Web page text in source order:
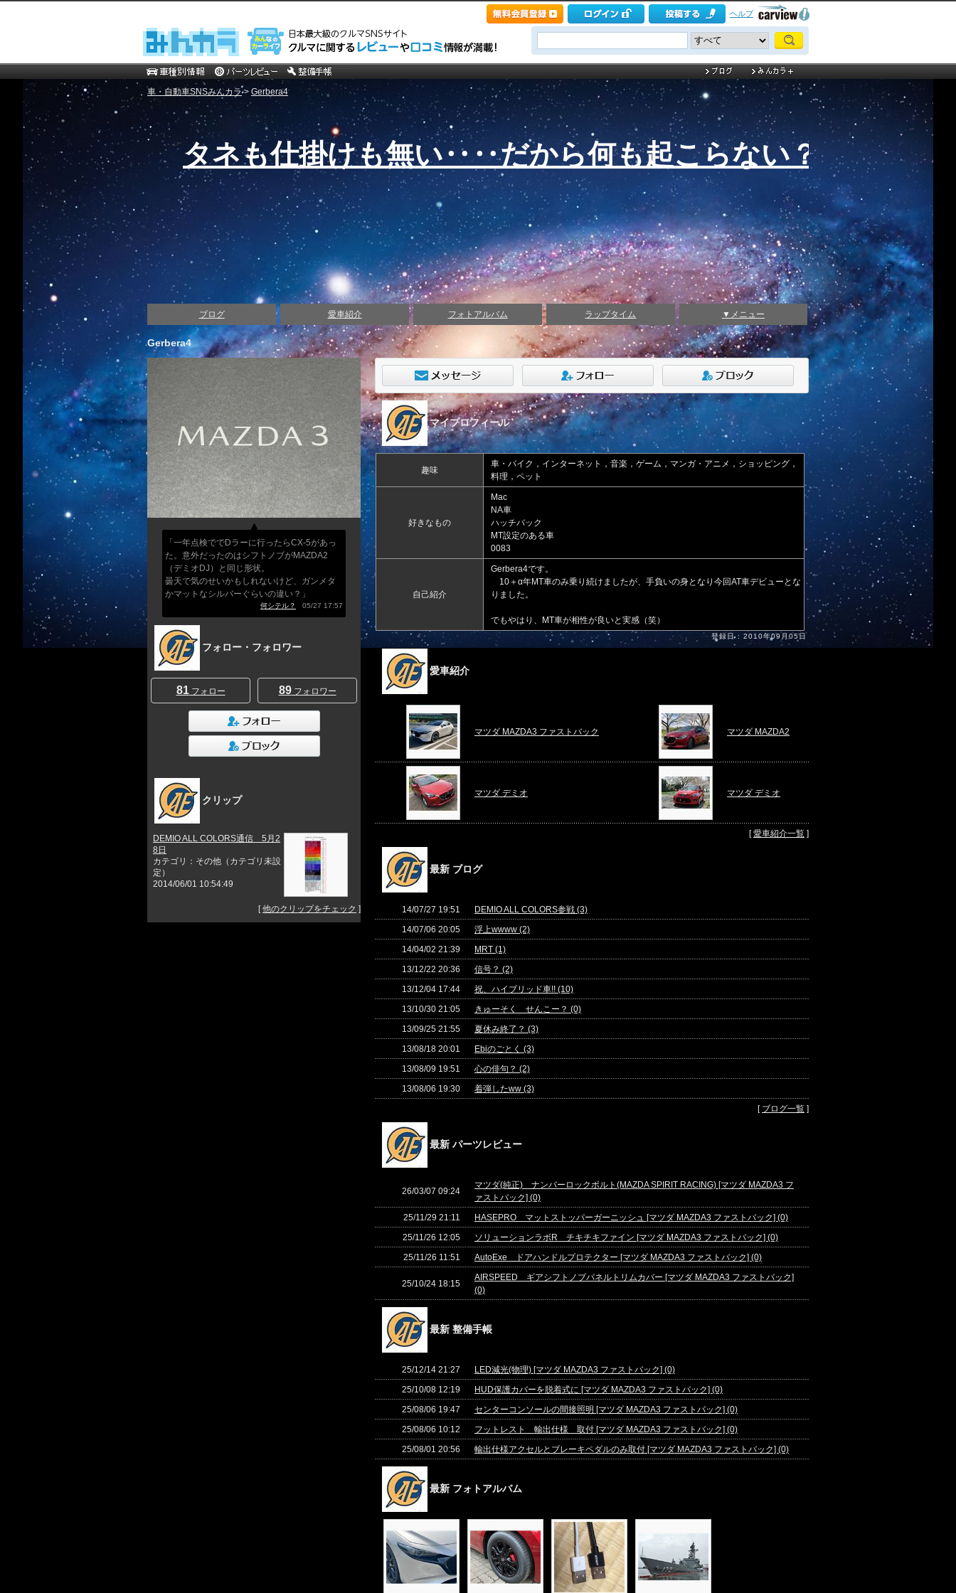
ヘルプ
車・自動車SNSみんカラ> Gerbera4
タネも仕掛けも無い‥‥だから何も起こらない？
ブログ 愛車紹介 フォトアルバム ラップタイム ▼メニュー
Gerbera4
「一年点検ででDラーに行ったらCX-5があっ
た。意外だったのはシフトノブがMAZDA2
（デミオDJ）と同じ形状。
曇天で気のせいかもしれないけど、ガンメタ
かマットなシルバーぐらいの違い？」
何シテル？ 05/27 17:57
フォロー・フォロワー
81フォロー 89フォロワー
クリップ
DEMIO ALL COLORS通信 5月2
8日
カテゴリ：その他（カテゴリ未設
定）
2014/06/01 10:54:49
[他のクリップをチェック ]
マイプロフィール
趣味
車・バイク，インターネット，音楽，ゲーム，マンガ・アニメ，ショッピング，
料理，ペット
好きなもの
Mac
NA車
ハッチバック
MT設定のある車
0083
自己紹介
Gerbera4です。
10＋α年MT車のみ乗り続けましたが、手負いの身となり今回AT車デビューとな
りました。
でもやはり、MT車が相性が良いと実感（笑）
登録日 : 2010年09月05日
愛車紹介
マツダ MAZDA3 ファストバック マツダ MAZDA2
マツダ デミオ マツダ デミオ
[愛車紹介一覧 ]
最新 ブログ
14/07/27 19:51
DEMIO ALL COLORS参戦 (3)
14/07/06 20:05
浮上wwww (2)
14/04/02 21:39
MRT (1)
13/12/22 20:36
信号？ (2)
13/12/04 17:44
祝、ハイブリッド車!! (10)
13/10/30 21:05
きゅーそく せんこー？ (0)
13/09/25 21:55
夏休み終了？ (3)
13/08/18 20:01
Ebiのごとく (3)
13/08/09 19:51
心の俳句？ (2)
13/08/06 19:30
着弾したww (3)
[ ブログ一覧 ]
最新 パーツレビュー
26/03/07 09:24
マツダ(純正) ナンバーロックボルト(MAZDA SPIRIT RACING) [マツダ MAZDA3 フ
ァストバック] (0)
25/11/29 21:11
HASEPRO マットストッパーガーニッシュ [マツダ MAZDA3 ファストバック] (0)
25/11/26 12:05
ソリューションラボR チキチキファイン [マツダ MAZDA3 ファストバック] (0)
25/11/26 11:51
AutoExe ドアハンドルプロテクター [マツダ MAZDA3 ファストバック] (0)
25/10/24 18:15
AIRSPEED ギアシフトノブパネルトリムカバー [マツダ MAZDA3 ファストバック]
(0)
最新 整備手帳
25/12/14 21:27
LED減光(物理) [マツダ MAZDA3 ファストバック] (0)
25/10/08 12:19
HUD保護カバーを脱着式に [マツダ MAZDA3 ファストバック] (0)
25/08/06 19:47
センターコンソールの間接照明 [マツダ MAZDA3 ファストバック] (0)
25/08/06 10:12
フットレスト 輸出仕様 取付 [マツダ MAZDA3 ファストバック] (0)
25/08/01 20:56
輸出仕様アクセルとブレーキペダルのみ取付 [マツダ MAZDA3 ファストバック] (0)
最新 フォトアルバム